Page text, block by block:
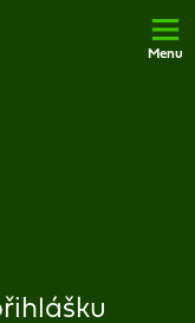
Menu